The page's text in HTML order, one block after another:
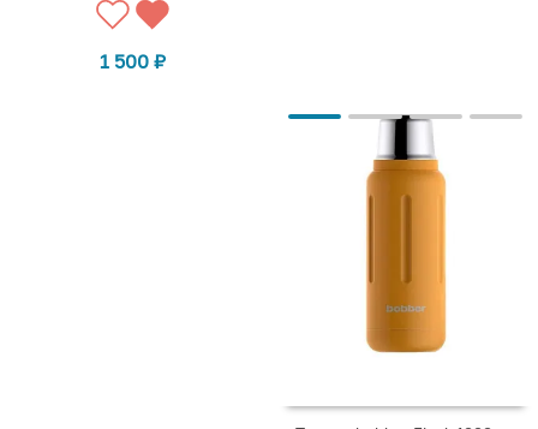
1 500 ₽